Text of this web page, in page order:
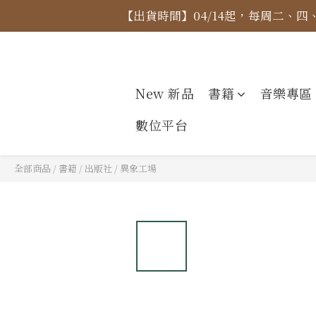
【價格
【出貨時間】04/14起，每周二、
New 新品 書籍
音樂專區
數位平台
全部商品 /書籍 / 出版社 / 異象工場